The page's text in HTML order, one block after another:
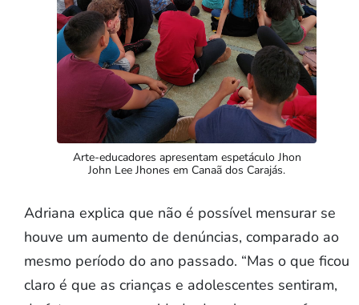
Arte-educadores apresentam espetáculo Jhon
John Lee Jhones em Canaã dos Carajás.
Adriana explica que não é possível mensurar se
houve um aumento de denúncias, comparado ao
mesmo período do ano passado. “Mas o que ficou
claro é que as crianças e adolescentes sentiram,